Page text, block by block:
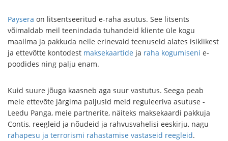
Paysera on litsentseeritud e-raha asutus. See litsents
võimaldab meil teenindada tuhandeid kliente üle kogu
maailma ja pakkuda neile erinevaid teenuseid alates isiklikest
ja ettevõtte kontodest maksekaartide ja raha kogumiseni e-
poodides ning palju enam.
Kuid suure jõuga kaasneb aga suur vastutus. Seega peab
meie ettevõte järgima paljusid meid reguleeriva asutuse -
Leedu Panga, meie partnerite, näiteks maksekaardi pakkuja
Contis, reegleid ja nõudeid ja rahvusvahelisi eeskirju, nagu
rahapesu ja terrorismi rahastamise vastaseid reegleid.